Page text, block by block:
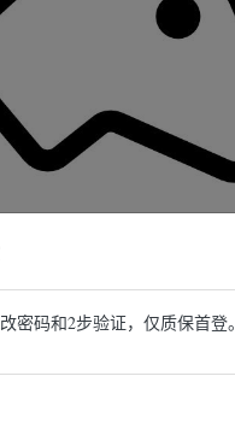
名
密码和2步验证，仅质保首登。